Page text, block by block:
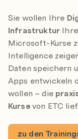
Sie wollen Ihre
Infrastruktur
Microsoft-Kurse
Intelligence
Daten speichern
Apps entwickeln
wollen – die
Kursevon ETC
zu den